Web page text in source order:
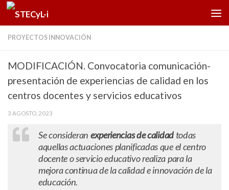
Saltar al contenido
PROYECTOS INNOVACIÓN
MODIFICACIÓN. Convocatoria comunicación-
presentación de experiencias de calidad en los
centros docentes y servicios educativos
3 AGOSTO, 2023
Se consideran experiencias de calidadtodas
aquellas actuaciones planificadas que el centro
docente o servicio educativo realiza para la
mejora continua de la calidad e innovación de la
educación.